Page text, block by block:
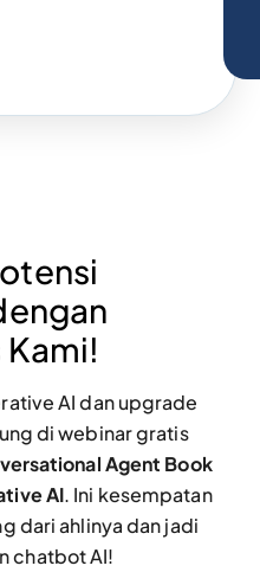
AI dan upgrade
di webinar gratis
Agent Book
AI. Ini kesempatan
dari ahlinya dan jadi
chatbot AI!